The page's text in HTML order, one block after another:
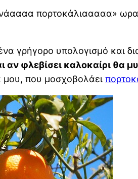
πορτοκάλιααααα»
γρήγορο υπολογισμό και
αν φλεβίσει καλοκαίρι θα
μου, που μοσχοβολάει